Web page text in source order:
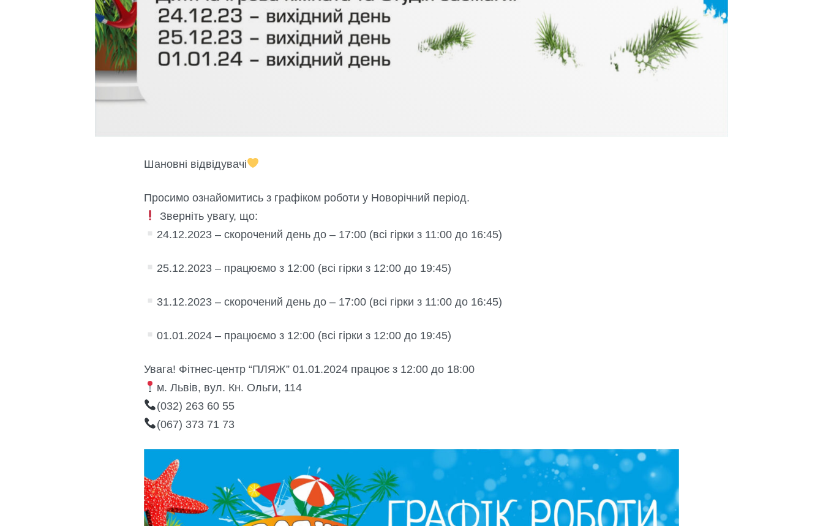
Шановні відвідувачі
Просимо ознайомитись з графіком роботи у Новорічний період.
Зверніть увагу, що:
24.12.2023 – скорочений день до – 17:00 (всі гірки з 11:00 до 16:45)
25.12.2023 – працюємо з 12:00 (всі гірки з 12:00 до 19:45)
31.12.2023 – скорочений день до – 17:00 (всі гірки з 11:00 до 16:45)
01.01.2024 – працюємо з 12:00 (всі гірки з 12:00 до 19:45)
Увага! Фітнес-центр “ПЛЯЖ” 01.01.2024 працює з 12:00 до 18:00
м. Львів, вул. Кн. Ольги, 114
(032) 263 60 55
(067) 373 71 73